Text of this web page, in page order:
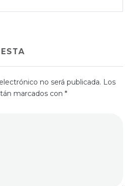
no será publicada. Los
marcados con *